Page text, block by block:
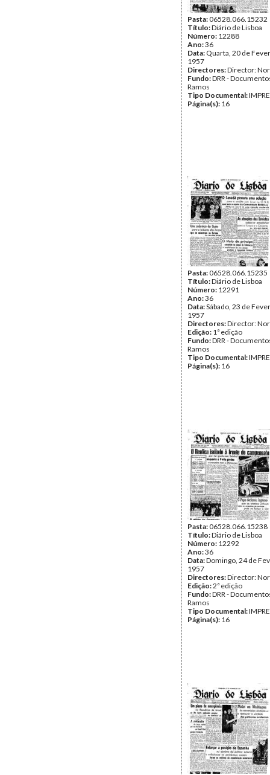
Pasta:06528.066.15232
Título:Diário de Lisboa
Número: 12288
Ano:36
Data: Quarta, 20 de
1957
Directores:Director:
Fundo:DRR -
Ramos
Tipo Documental:
Página(s): 16
Pasta:06528.066.15235
Título:Diário de Lisboa
Número: 12291
Ano:36
Data:Sábado, 23 de
1957
Directores:Director:
Edição: 1ª edição
Fundo:DRR -
Ramos
Tipo Documental:
Página(s): 16
Pasta:06528.066.15238
Título:Diário de Lisboa
Número: 12292
Ano:36
Data:Domingo, 24 de
1957
Directores:Director:
Edição:2ª edição
Fundo:DRR -
Ramos
Tipo Documental:
Página(s): 16